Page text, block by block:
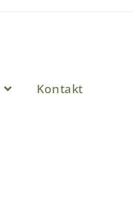
Kontakt